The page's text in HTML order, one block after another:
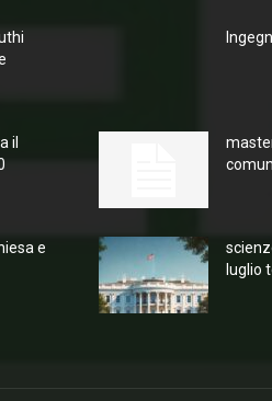
il
e
luglio